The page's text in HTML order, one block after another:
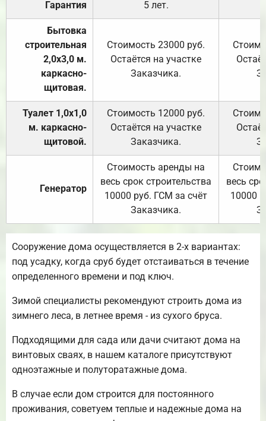
Гарантия 5 лет.
Бытовка
строительная
2,0х3,0 м.
каркасно-
щитовая.
Стоимость 23000 руб.
Остаётся на участке
Заказчика.
Туалет 1,0х1,0
м. каркасно-
щитовой.
Стоимость 12000 руб.
Остаётся на участке
Заказчика.
Генератор
Стоимость аренды на
весь срок строительства
10000 руб. ГСМ за счёт
Заказчика.
весь
10000
Сооружение дома осуществляется в 2-х вариантах:
под усадку, когда сруб будет отстаиваться в течение
определенного времени и под ключ.
Зимой специалисты рекомендуют строить дома из
зимнего леса, в летнее время - из сухого бруса.
Подходящими для сада или дачи считают дома на
винтовых сваях, в нашем каталоге присутствуют
одноэтажные и полуторатажные дома.
В случае если дом строится для постоянного
проживания, советуем теплые и надежные дома на